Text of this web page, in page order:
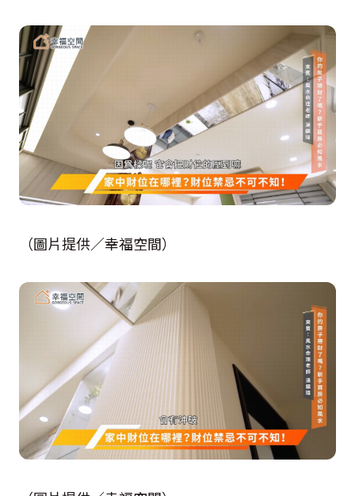
（圖片提供／幸福空間）